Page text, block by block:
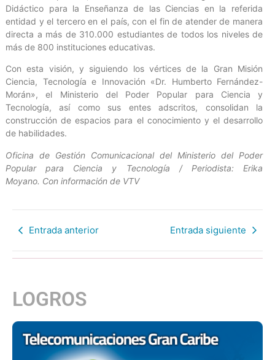
Didáctico para la Enseñanza de las Ciencias en la referida
entidad y el tercero en el país, con el fin de atender de manera
directa a más de 310.000 estudiantes de todos los niveles de
más de 800 instituciones educativas.
Con esta visión, y siguiendo los vértices de la Gran Misión
Ciencia, Tecnología e Innovación «Dr. Humberto Fernández-
Morán», el Ministerio del Poder Popular para Ciencia y
Tecnología, así como sus entes adscritos, consolidan la
construcción de espacios para el conocimiento y el desarrollo
de habilidades.
Oficina de Gestión Comunicacional del Ministerio del Poder
Popular para Ciencia y Tecnología / Periodista: Erika
Moyano. Con información de VTV
Entrada anterior Entrada siguiente
LOGROS